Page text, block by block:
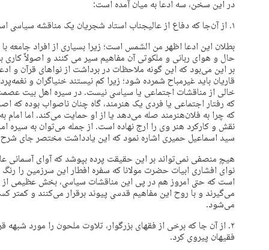
در اين سخن، سه ادعا به ميان آمده است:
۱. از آن‌جا که دفاع از عاليجناب استاد شجريان يک مناقشه سياسی است، توجه به آيات قرآن، تحت‌الشعاع قرار می‌گيرد.
بطلان اين ادعا اظهر من الشمس است؛ زيرا بسياری از افراد جامعه
حال و هوای ربانی و ملکوتی آن مفاهيم سير می کنند و اصولاً کاری
بر اين می‌بود که اين گونه ملاحظات در برداشت از نواهای قرآن و
قاريان بايد غيرمباح شمرده شود؛ زيرا کم نيستند خنياگران و
خالی از مناقشات اجتماعی يا سياسی نيست. در سيره اهل بيت عصمت
که رفتار اجتماعی يا فردی يک هنرمند، گاه چنان ناصواب بوده که
که چرا به فلان‌هنرمند صله می‌دهد يا از او حمايت می‌کند. اما امام
نقش و کارکرد هنر وی را ارج نهاده است. از جمله می‌توان به سيره
سيد اسماعيل حميری اشاره نمود که اين يادداشت مختصر جای
هيچ منصفی نمی‌تواند بر اين حقيقت پرده بپوشد که آوای آسمانی
نوای افشاری ابيات حضرت مولانا که سفره افطار اين سرزمين را
است که حتی امروز هم در پی اين مناقشات سياسی، بخش عظيمی از
می‌گيرند و با روح اين مفاهيم قدسی پيوند برقرار می‌کنند و کمتر
می‌شود.
۲. از آن جا که برخی از فقهای بزرگوار، تلاوت ملحون را مورد شبهه
فقيهان پيروی کرد.